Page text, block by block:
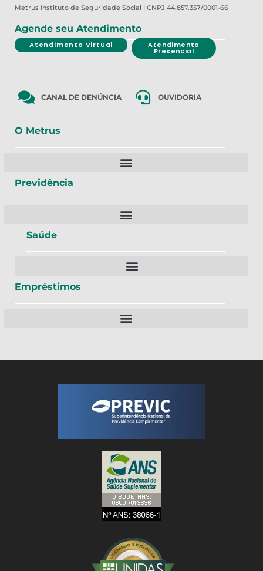
Metrus Instituto de Seguridade Social | CNPJ 44.857.357/0001-66
Agende seu Atendimento
Atendimento Virtual Atendimento
Presencial
CANAL DE DENÚNCIA OUVIDORIA
O Metrus
Previdência
Saúde
Empréstimos